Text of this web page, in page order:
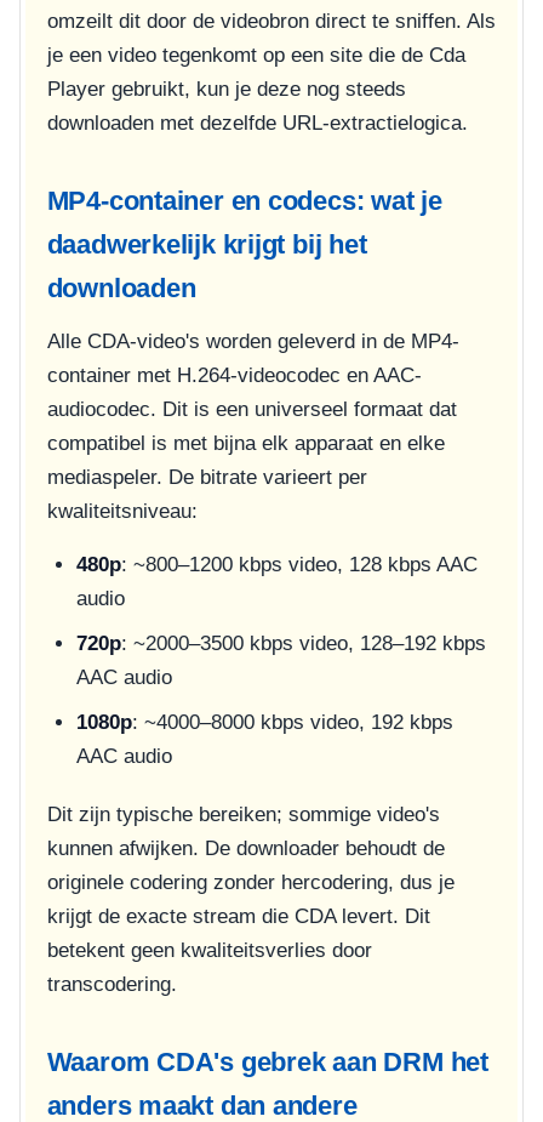
omzeilt dit door de videobron direct te sniffen. Als
je een video tegenkomt op een site die de Cda
Player gebruikt, kun je deze nog steeds
downloaden met dezelfde URL-extractielogica.
MP4-container en codecs: wat je
daadwerkelijk krijgt bij het
downloaden
Alle CDA-video's worden geleverd in de MP4-
container met H.264-videocodec en AAC-
audiocodec. Dit is een universeel formaat dat
compatibel is met bijna elk apparaat en elke
mediaspeler. De bitrate varieert per
kwaliteitsniveau:
480p: ~800–1200 kbps video, 128 kbps AAC
audio
720p: ~2000–3500 kbps video, 128–192 kbps
AAC audio
1080p: ~4000–8000 kbps video, 192 kbps
AAC audio
Dit zijn typische bereiken; sommige video's
kunnen afwijken. De downloader behoudt de
originele codering zonder hercodering, dus je
krijgt de exacte stream die CDA levert. Dit
betekent geen kwaliteitsverlies door
transcodering.
Waarom CDA's gebrek aan DRM het
anders maakt dan andere